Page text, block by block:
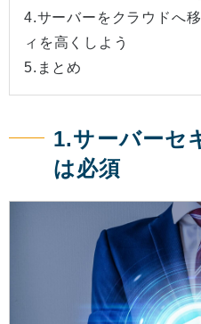
4.サーバーをクラウドへ
ィを高くしよう
5.まとめ
1.サーバーセ
は必須